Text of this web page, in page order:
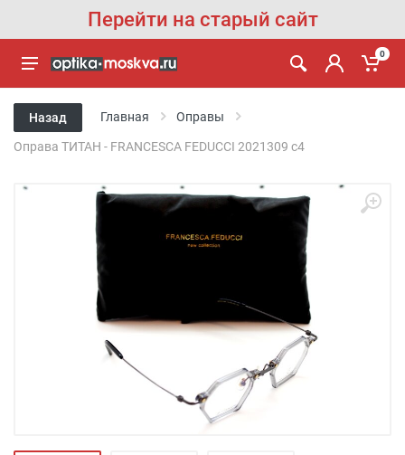
Перейти на старый сайт
0
Назад Главная Оправы
Оправа ТИТАН - FRANCESCA FEDUCCI 2021309 с4